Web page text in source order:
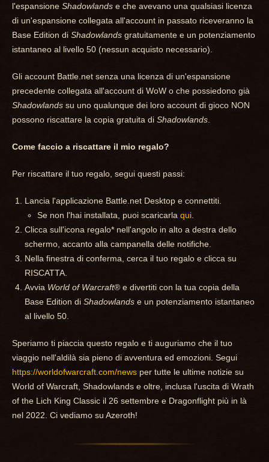
l'espansione Shadowlands e che avevano una qualsiasi licenza
di un'espansione collegata all'account in passato riceveranno la
Base Edition di Shadowlands gratuitamente e un potenziamento
istantaneo al livello 50 (nessun acquisto necessario).
Gli account Battle.net senza una licenza di un'espansione
precedente collegata all'account di WoW o che possiedono già
Shadowlands su uno qualunque dei loro account di gioco NON
possono riscattare la copia gratuita di Shadowlands
Come faccio a riscattare il mio regalo?
Per riscattare il tuo regalo, segui questi passi:
Lancia l'applicazione Battle.net Desktop e connettiti.
Se non l'hai installata, puoi scaricarla qui
Clicca sull'icona regalo* nell'angolo in alto a destra dello
schermo, accanto alla campanella delle notifiche.
Nella finestra di conferma, cerca il tuo regalo e clicca su
RISCATTA.
Avvia World of Warcraft® e divertiti con la tua copia della
Base Edition di Shadowlands e un potenziamento istantaneo
al livello 50.
Speriamo ti piaccia questo regalo e ti auguriamo che il tuo
viaggio nell'aldilà sia pieno di avventura ed emozioni. Segui
https://worldofwarcraft.com/news per tutte le ultime notizie su
World of Warcraft, Shadowlands e oltre, inclusa l'uscita di Wrath
of the Lich King Classic il 26 settembre e Dragonflight più in là
nel 2022. Ci vediamo su Azeroth!